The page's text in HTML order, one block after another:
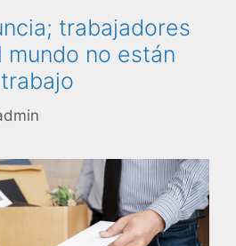
trabajadores
no están